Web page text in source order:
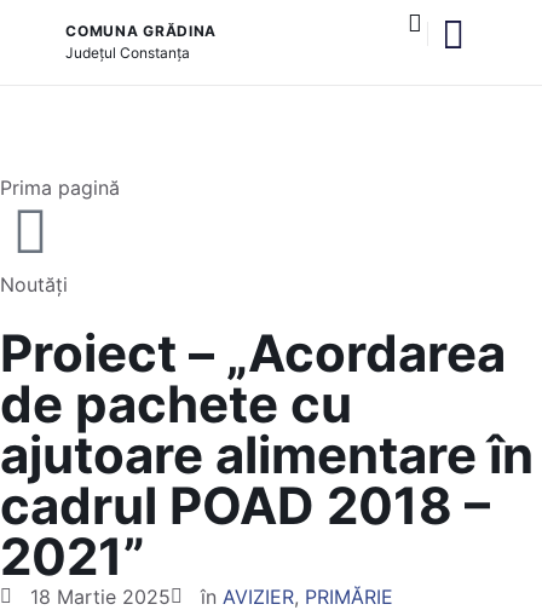
COMUNA GRĂDINA
JudețulConstanța
Prima pagină
Noutăți
Proiect – „Acordarea
de pachete cu
ajutoare alimentare în
cadrul POAD 2018 –
2021”
18 Martie 2025 în AVIZIER, PRIMĂRIE